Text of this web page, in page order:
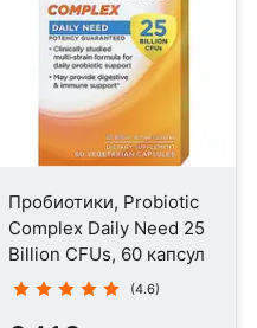
Пробиотики, Probiotic
Complex Daily Need 25
Billion CFUs, 60 капсул
(4.6)